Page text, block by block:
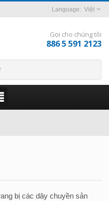
Việt
Gọi cho chúng tôi
886 5 591 2123
bị các dây chuyền sản